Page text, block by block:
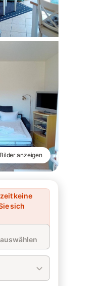
anzeigen
keine
sich